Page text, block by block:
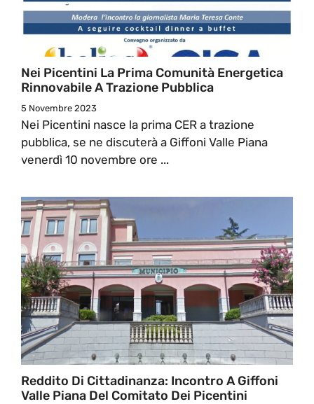
Nei Picentini La Prima Comunità Energetica
Rinnovabile A Trazione Pubblica
5 Novembre 2023
Nei Picentini nasce la prima CER a trazione
pubblica, se ne discuterà a Giffoni Valle Piana
venerdì 10 novembre ore ...
Reddito Di Cittadinanza: Incontro A Giffoni
Valle Piana Del Comitato Dei Picentini